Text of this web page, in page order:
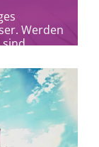
Werden
sind